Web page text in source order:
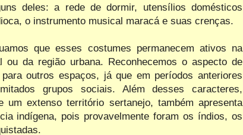
deles: a rede de dormir, utensílios domésticos
o instrumento musical maracá e suas crenças.
que esses costumes permanecem ativos na
da região urbana. Reconhecemos o aspecto de
outros espaços, já que em períodos anteriores
grupos sociais. Além desses caracteres,
extenso território sertanejo, também apresenta
indígena, pois provavelmente foram os índios, os